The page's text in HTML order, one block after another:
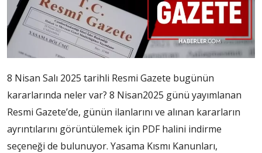
8 Nisan Salı 2025 tarihli Resmi Gazete bugünün
kararlarında neler var? 8 Nisan2025 günü yayımlanan
Resmi Gazete’de, günün ilanlarını ve alınan kararların
ayrıntılarını görüntülemek için PDF halini indirme
seçeneği de bulunuyor. Yasama Kısmı Kanunları,